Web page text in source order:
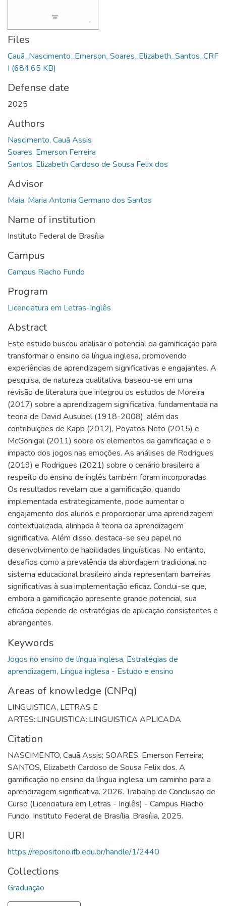
Files
Cauã_Nascimento_Emerson_Soares_Elizabeth_Santos_CRF
I (684.65 KB)
Defense date
2025
Authors
Nascimento, Cauã Assis
Soares, Emerson Ferreira
Santos, Elizabeth Cardoso de Sousa Felix dos
Advisor
Maia, Maria Antonia Germano dos Santos
Name of institution
Instituto Federal de Brasília
Campus
Campus Riacho Fundo
Program
Licenciatura em Letras-Inglês
Abstract
Este estudo buscou analisar o potencial da gamificação para
transformar o ensino da língua inglesa, promovendo
experiências de aprendizagem significativas e engajantes. A
pesquisa, de natureza qualitativa, baseou-se em uma
revisão de literatura que integrou os estudos de Moreira
(2017) sobre a aprendizagem significativa, fundamentada na
teoria de David Ausubel (1918-2008), além das
contribuições de Kapp (2012), Poyatos Neto (2015) e
McGonigal (2011) sobre os elementos da gamificação e o
impacto dos jogos nas emoções. As análises de Rodrigues
(2019) e Rodrigues (2021) sobre o cenário brasileiro a
respeito do ensino de inglês também foram incorporadas.
Os resultados revelam que a gamificação, quando
implementada estrategicamente, pode aumentar o
engajamento dos alunos e proporcionar uma aprendizagem
contextualizada, alinhada à teoria da aprendizagem
significativa. Além disso, destaca-se seu papel no
desenvolvimento de habilidades linguísticas. No entanto,
desafios como a prevalência da abordagem tradicional no
sistema educacional brasileiro ainda representam barreiras
significativas à sua implementação eficaz. Conclui-se que,
embora a gamificação apresente grande potencial, sua
eficácia depende de estratégias de aplicação consistentes e
abrangentes.
Keywords
Jogos no ensino de língua inglesa, Estratégias de
aprendizagem, Língua inglesa - Estudo e ensino
Areas of knowledge (CNPq)
LINGUISTICA, LETRAS E
ARTES::LINGUISTICA::LINGUISTICA APLICADA
Citation
NASCIMENTO, Cauã Assis; SOARES, Emerson Ferreira;
SANTOS, Elizabeth Cardoso de Sousa Felix dos. A
gamificação no ensino da língua inglesa: um caminho para a
aprendizagem significativa. 2026. Trabalho de Conclusão de
Curso (Licenciatura em Letras - Inglês) - Campus Riacho
Fundo, Instituto Federal de Brasília, Brasília, 2025.
URI
https://repositorio.ifb.edu.br/handle/1/2440
Collections
Graduação